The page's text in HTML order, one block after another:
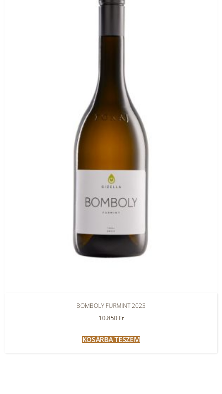
BOMBOLY FURMINT 2023
10.850 Ft
KOSÁRBA TESZEM